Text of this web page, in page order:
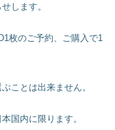
します。
枚のご予約、ご購入で1
ことは出来ません。
国内に限ります。